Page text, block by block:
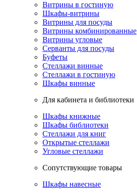
Витрины в гостиную
Шкафы-витрины
Витрины для посуды
Витрины комбинированные
Витрины угловые
Серванты для посуды
Буфеты
Стеллажи винные
Стеллажи в гостиную
Шкафы винные
Для кабинета и библиотеки
Шкафы книжные
Шкафы библиотеки
Стеллажи для книг
Открытые стеллажи
Угловые стеллажи
Сопутствующие товары
Шкафы навесные